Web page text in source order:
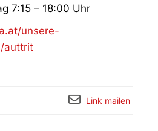
7:15 – 18:00 Uhr
unsere-
auttrit
Link mailen